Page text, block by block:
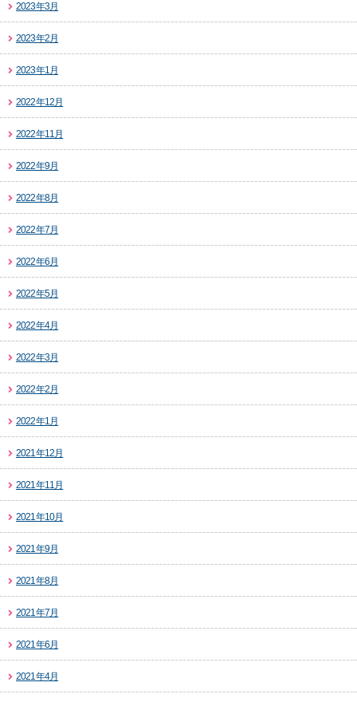
2023年3月
2023年2月
2023年1月
2022年12月
2022年11月
2022年9月
2022年8月
2022年7月
2022年6月
2022年5月
2022年4月
2022年3月
2022年2月
2022年1月
2021年12月
2021年11月
2021年10月
2021年9月
2021年8月
2021年7月
2021年6月
2021年4月